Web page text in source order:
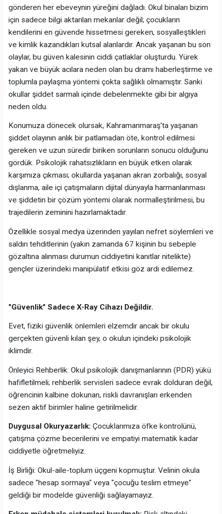
gönderen her ebeveynin yüreğini dağladı. Okul binaları bizim
için sadece bilgi aktarılan mekanlar değil; çocukların
kendilerini en güvende hissetmesi gereken, sosyalleştikleri
ve kimlik kazandıkları kutsal alanlardır. Ancak yaşanan bu son
olaylar, bu güven kalesinin ciddi çatlaklar oluşturdu. Yürek
yakan ve büyük acılara neden olan bu dramı haberleştirme ve
toplumla paylaşma yöntemi çokta sağlıklı olmamıştır. Sanki
okullar şiddet sarmalı içinde debelenmekte gibi bir algıya
neden oldu.
Konumuza dönecek olursak, Kahramanmaraş’ta yaşanan
şiddet olayının anlık bir patlamadan öte, kontrol edilmesi
gereken ve uzun süredir biriken sorunların sonucu olduğunu
gördük. Psikolojik rahatsızlıkların en büyük etken olarak
karşımıza çıkması; okullarda yaşanan akran zorbalığı, sosyal
dışlanma, aile içi çatışmaların dijital dünyayla harmanlanması
ve şiddetin bir çözüm yöntemi olarak normalleştirilmesi, bu
trajedilerin zeminini hazırlamaktadır.
Özellikle sosyal medya üzerinden yayılan nefret söylemleri ve
saldırı tehditlerinin (yakın zamanda 67 kişinin bu sebeple
gözaltına alınması durumun ciddiyetini kanıtlar nitelikte)
gençler üzerindeki manipülatif etkisi göz ardı edilemez.
"Güvenlik" Sadece X-Ray Cihazı Değildir.
Evet, fiziki güvenlik önlemleri elzemdir ancak bir okulu
gerçekten güvenli kılan şey, o okulun içindeki psikolojik
iklimdir.
Önleyici Rehberlik: Okul psikolojik danışmanlarının (PDR) yükü
hafifletilmeli; rehberlik servisleri sadece evrak dolduran değil,
öğrencinin kalbine dokunan, riskli davranışları erkenden
sezen aktif birimler haline getirilmelidir.
Duygusal Okuryazarlık: Çocuklarımıza öfke kontrolünü,
çatışma çözme becerilerini ve empatiyi matematik kadar
ciddiyetle öğretmeliyiz.
İş Birliği: Okul-aile-toplum üçgeni kopmuştur. Velinin okula
sadece "hesap sormaya" veya "çocuğu teslim etmeye"
geldiği bir modelde güvenliği sağlayamayız.